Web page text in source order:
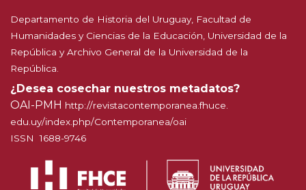
Departamento de Historia del Uruguay, Facultad de
Humanidades y Ciencias de la Educación, Universidad de la
República y Archivo General de la Universidad de la
República.
¿Desea cosechar nuestros metadatos?
OAI-PMH http://revistacontemporanea.fhuce.
edu.uy/index.php/Contemporanea/oai
ISSN 1688-9746